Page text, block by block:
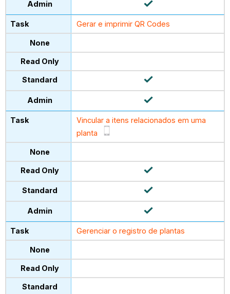
Gerar e imprimir QR Codes
Vincular a itens relacionados em uma
planta
Gerenciar o registro de plantas